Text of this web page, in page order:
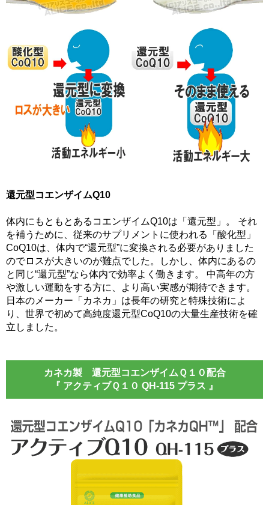
還元型コエンザイムQ10
体内にもともとあるコエンザイムQ10は「還元型」。 それ
を補うために、従来のサプリメントに使われる「酸化型」
CoQ10は、体内で“還元型”に変換される必要がありました
のでロスが大きいのが難点でした。しかし、体内にあるの
と同じ“還元型”なら体内で効率よく働きます。 中高年の方
や激しい運動をする方に、より高い実感が期待できます。
日本のメーカー「カネカ」は長年の研究と特殊技術によ
り、世界で初めて高純度還元型CoQ10の大量生産技術を確
立しました。
カネカ製 還元型コエンザイムＱ１０配合
『 アクティブＱ１０ QH-115 プラス 』